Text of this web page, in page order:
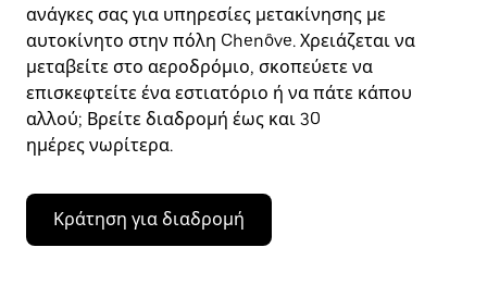
ανάγκες σας για υπηρεσίες μετακίνησης με
αυτοκίνητο στην πόλη Chenôve. Χρειάζεται να
μεταβείτε στο αεροδρόμιο, σκοπεύετε να
επισκεφτείτε ένα εστιατόριο ή να πάτε κάπου
αλλού; Βρείτε διαδρομή έως και 30
ημέρες νωρίτερα.
Κράτηση για διαδρομή